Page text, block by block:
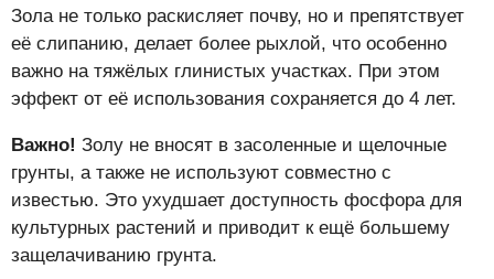
Зола не только раскисляет почву, но и препятствует
её слипанию, делает более рыхлой, что особенно
важно на тяжёлых глинистых участках. При этом
эффект от её использования сохраняется до 4 лет.
Важно! Золу не вносят в засоленные и щелочные
грунты, а также не используют совместно с
известью. Это ухудшает доступность фосфора для
культурных растений и приводит к ещё большему
защелачиванию грунта.